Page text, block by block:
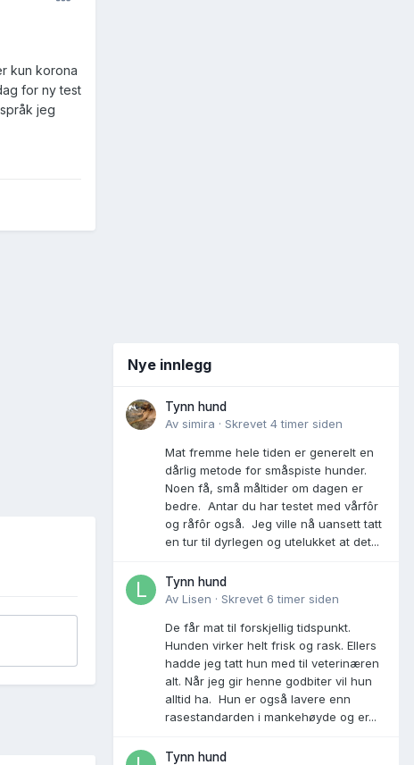
kun korona
for ny test
jeg
Nye innlegg
Tynn hund
Av simira · Skrevet 4 timer siden
Mat fremme hele tiden er generelt en
dårlig metode for småspiste hunder.
Noen få, små måltider om dagen er
bedre. Antar du har testet med vårfôr
og råfôr også. Jeg ville nå uansett tatt
en tur til dyrlegen og utelukket at det...
Tynn hund
Av Lisen · Skrevet 6 timer siden
De får mat til forskjellig tidspunkt.
Hunden virker helt frisk og rask. Ellers
hadde jeg tatt hun med til veterinæren
alt. Når jeg gir henne godbiter vil hun
alltid ha. Hun er også lavere enn
rasestandarden i mankehøyde og er...
Tynn hund